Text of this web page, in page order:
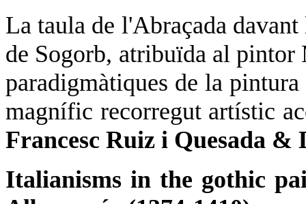
La taula de l'Abraçada
de Sogorb, atribuïda al
paradigmàtiques de la
magnífic recorregut artístic
Francesc Ruiz i Quesada
Italianisms in the gothic